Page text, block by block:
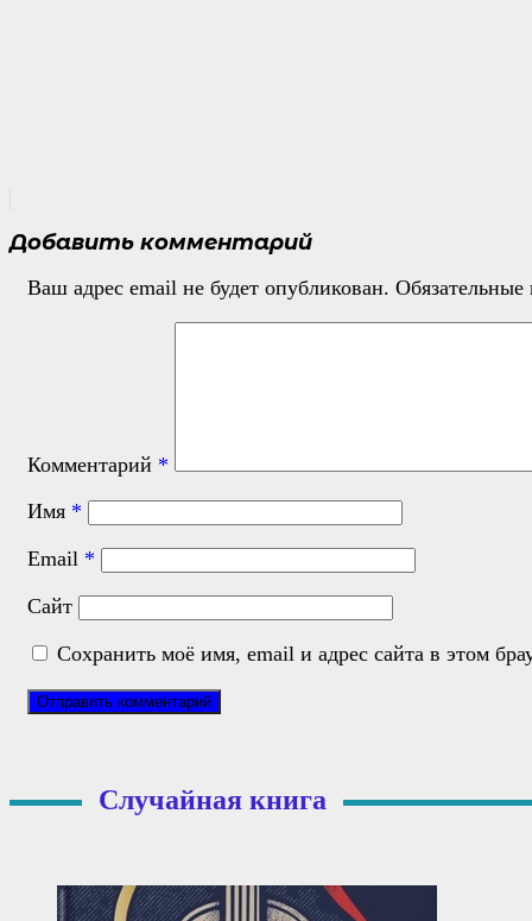
Добавить комментарий
Ваш адрес email не будет опубликован.
Комментарий *
Имя *
Email *
Сайт
Сохранить моё имя, email и адрес сайта в этом
Случайная книга